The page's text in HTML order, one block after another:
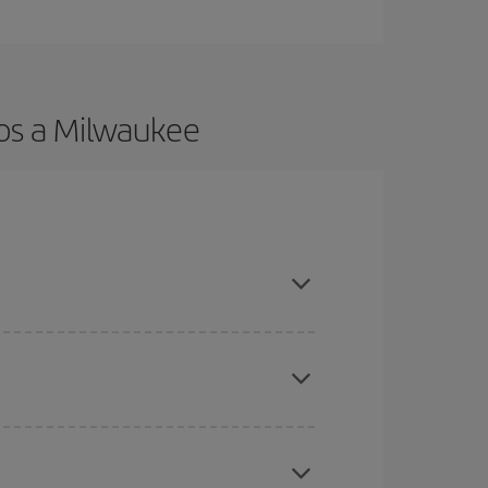
a Milwaukee
el vuelo más barato.